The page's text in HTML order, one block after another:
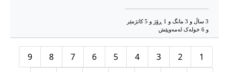
3 ساڵ و 3 مانگ و 1 ڕۆژ و 5 کاتژمێر
و 6 خوله‌ک له‌مه‌وپێش‌
1
2
3
4
5
6
7
8
9